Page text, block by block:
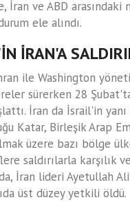
İran ve ABD arasındaki
ele alındı.
İRAN'A
ile Washington
sürerken 28
İran da İsrail'in yanı
Katar, Birleşik Arap
üzere bazı bölge
saldırılarla karşılık
İran lideri Ayetullah
üst düzey yetkili öldü.